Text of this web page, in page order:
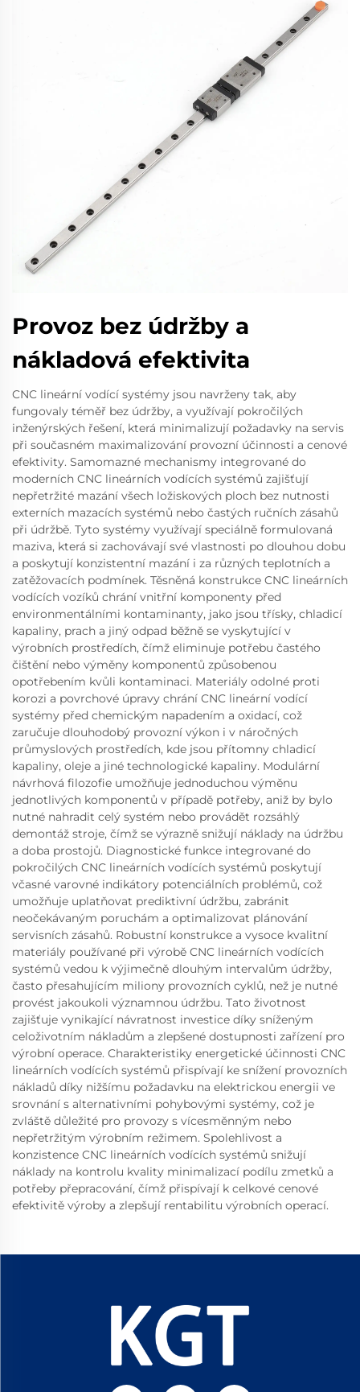
Provoz bez údržby a
nákladová efektivita
CNC lineární vodící systémy jsou navrženy tak, aby
fungovaly téměř bez údržby, a využívají pokročilých
inženýrských řešení, která minimalizují požadavky na servis
při současném maximalizování provozní účinnosti a cenové
efektivity. Samomazné mechanismy integrované do
moderních CNC lineárních vodících systémů zajišťují
nepřetržité mazání všech ložiskových ploch bez nutnosti
externích mazacích systémů nebo častých ručních zásahů
při údržbě. Tyto systémy využívají speciálně formulovaná
maziva, která si zachovávají své vlastnosti po dlouhou dobu
a poskytují konzistentní mazání i za různých teplotních a
zatěžovacích podmínek. Těsněná konstrukce CNC lineárních
vodících vozíků chrání vnitřní komponenty před
environmentálními kontaminanty, jako jsou třísky, chladicí
kapaliny, prach a jiný odpad běžně se vyskytující v
výrobních prostředích, čímž eliminuje potřebu častého
čištění nebo výměny komponentů způsobenou
opotřebením kvůli kontaminaci. Materiály odolné proti
korozi a povrchové úpravy chrání CNC lineární vodící
systémy před chemickým napadením a oxidací, což
zaručuje dlouhodobý provozní výkon i v náročných
průmyslových prostředích, kde jsou přítomny chladicí
kapaliny, oleje a jiné technologické kapaliny. Modulární
návrhová filozofie umožňuje jednoduchou výměnu
jednotlivých komponentů v případě potřeby, aniž by bylo
nutné nahradit celý systém nebo provádět rozsáhlý
demontáž stroje, čímž se výrazně snižují náklady na údržbu
a doba prostojů. Diagnostické funkce integrované do
pokročilých CNC lineárních vodících systémů poskytují
včasné varovné indikátory potenciálních problémů, což
umožňuje uplatňovat prediktivní údržbu, zabránit
neočekávaným poruchám a optimalizovat plánování
servisních zásahů. Robustní konstrukce a vysoce kvalitní
materiály používané při výrobě CNC lineárních vodících
systémů vedou k výjimečně dlouhým intervalům údržby,
často přesahujícím miliony provozních cyklů, než je nutné
provést jakoukoli významnou údržbu. Tato životnost
zajišťuje vynikající návratnost investice díky sníženým
celoživotním nákladům a zlepšené dostupnosti zařízení pro
výrobní operace. Charakteristiky energetické účinnosti CNC
lineárních vodících systémů přispívají ke snížení provozních
nákladů díky nižšímu požadavku na elektrickou energii ve
srovnání s alternativními pohybovými systémy, což je
zvláště důležité pro provozy s vícesměnným nebo
nepřetržitým výrobním režimem. Spolehlivost a
konzistence CNC lineárních vodících systémů snižují
náklady na kontrolu kvality minimalizací podílu zmetků a
potřeby přepracování, čímž přispívají k celkové cenové
efektivitě výroby a zlepšují rentabilitu výrobních operací.